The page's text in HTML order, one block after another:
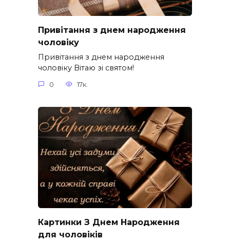
Привітання з днем народження
чоловіку
Привітання з днем народження
чоловіку Вітаю зі святом!
0 17к.
Картинки З Днем Народження
для чоловіків​